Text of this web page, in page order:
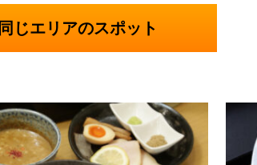
同じエリアのスポット